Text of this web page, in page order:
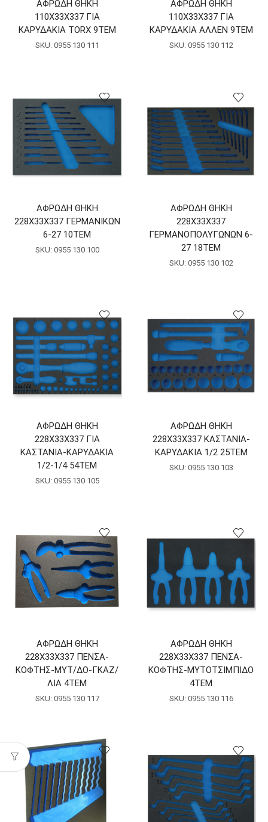
ΑΦΡΩΔΗ ΘΗΚΗ
110Χ33Χ337 ΓΙΑ
ΚΑΡΥΔΑΚΙΑ TORX 9ΤΕΜ
SKU: 0955 130 111
ΑΦΡΩΔΗ ΘΗΚΗ
110Χ33Χ337 ΓΙΑ
ΚΑΡΥΔΑΚΙΑ ΑΛΛΕΝ 9ΤΕΜ
SKU: 0955 130 112
ΑΦΡΩΔΗ ΘΗΚΗ
228Χ33Χ337 ΓΕΡΜΑΝΙΚΩΝ
6-27 10ΤΕΜ
SKU: 0955 130 100
ΑΦΡΩΔΗ ΘΗΚΗ
228Χ33Χ337
ΓΕΡΜΑΝΟΠΟΛΥΓΩΝΩΝ 6-
27 18ΤΕΜ
SKU: 0955 130 102
ΑΦΡΩΔΗ ΘΗΚΗ
228Χ33Χ337 ΓΙΑ
ΚΑΣΤΑΝΙΑ-ΚΑΡΥΔΑΚΙΑ
1/2-1/4 54ΤΕΜ
SKU: 0955 130 105
ΑΦΡΩΔΗ ΘΗΚΗ
228Χ33Χ337 ΚΑΣΤΑΝΙΑ-
ΚΑΡΥΔΑΚΙΑ 1/2 25ΤΕΜ
SKU: 0955 130 103
ΑΦΡΩΔΗ ΘΗΚΗ
228Χ33Χ337 ΠΕΝΣΑ-
ΚΟΦΤΗΣ-ΜΥΤ/ΔΟ-ΓΚΑΖ/
ΛΙΑ 4ΤΕΜ
SKU: 0955 130 117
ΑΦΡΩΔΗ ΘΗΚΗ
228Χ33Χ337 ΠΕΝΣΑ-
ΚΟΦΤΗΣ-ΜΥΤΟΤΣΙΜΠΙΔΟ
4ΤΕΜ
SKU: 0955 130 116